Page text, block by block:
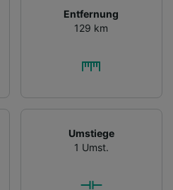
Entfernung
129 km
Umstiege
1 Umst.